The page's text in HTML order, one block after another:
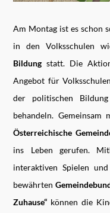
Am Montag ist es schon
in den Volksschulen
Bildung statt. Die
Angebot für
der politischen
behandeln. Gemeinsam
Österreichische
ins Leben gerufen.
interaktiven Spielen
bewährten
Zuhause“ können die